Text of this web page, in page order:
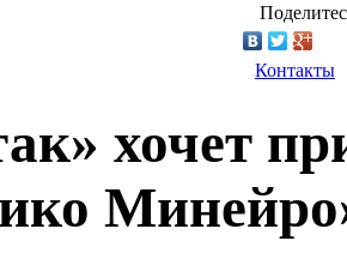
Контакты
хочет